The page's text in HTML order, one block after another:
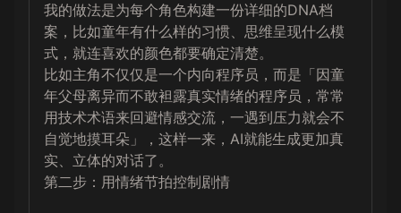
我的做法是为每个角色构建一份详细的DNA档
案，比如童年有什么样的习惯、思维呈现什么模
式，就连喜欢的颜色都要确定清楚。
比如主角不仅仅是一个内向程序员，而是「因童
年父母离异而不敢袒露真实情绪的程序员，常常
用技术术语来回避情感交流，一遇到压力就会不
自觉地摸耳朵」，这样一来，AI就能生成更加真
实、立体的对话了。
第二步：用情绪节拍控制剧情